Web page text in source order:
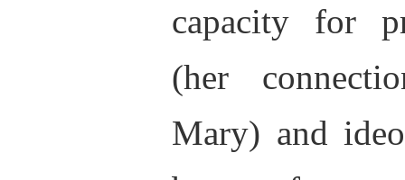
capacity for
(her
Mary) and